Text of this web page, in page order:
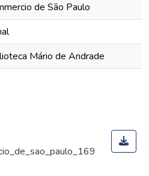
de São Paulo
Mário de Andrade